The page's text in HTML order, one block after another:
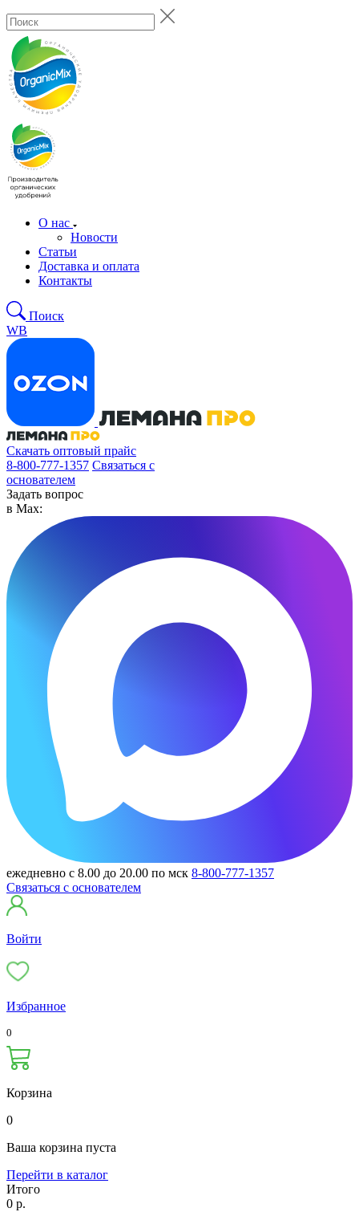
О нас
Новости
Статьи
Доставка и оплата
Контакты
Поиск
WB
Скачать оптовый прайс
8-800-777-1357 Связаться с
основателем
Задать вопрос
в Max:
ежедневно с 8.00 до 20.00 по мск 8-800-777-1357
Связаться с основателем
Войти
Избранное
0
Корзина
0
Ваша корзина пуста
Перейти в каталог
Итого
0 р.